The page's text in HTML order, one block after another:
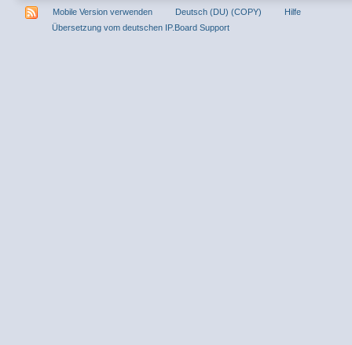
Mobile Version verwenden Deutsch (DU) (COPY)
Hilfe
Übersetzung vom deutschen IP.Board Support